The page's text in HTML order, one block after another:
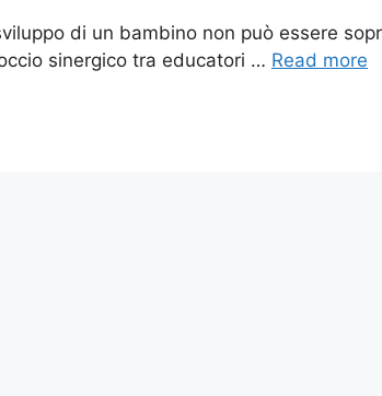
di un bambino non può essere
sinergico tra educatori … Read more